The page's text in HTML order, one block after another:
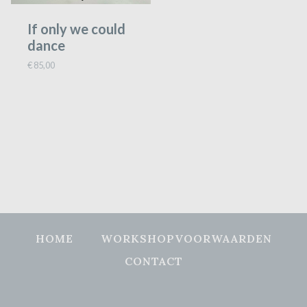
If only we could
dance
€85,00
HOME
WORKSHOPVOORWAARDEN
CONTACT